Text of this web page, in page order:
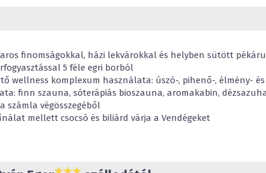
0 -tól 3,99éves
Négy fős családi
0-tól3,99 éves
4-tól11,99
finomságokkal, házi lekvárokkal és helyben sütött
5 féle egri borból
wellness komplexum használata: úszó-, pihenő-, élmény- és
finn szauna, sóterápiás bioszauna, aromakabin,
számla végösszegéből
mellett csocsó és biliárd várja a Vendégeket